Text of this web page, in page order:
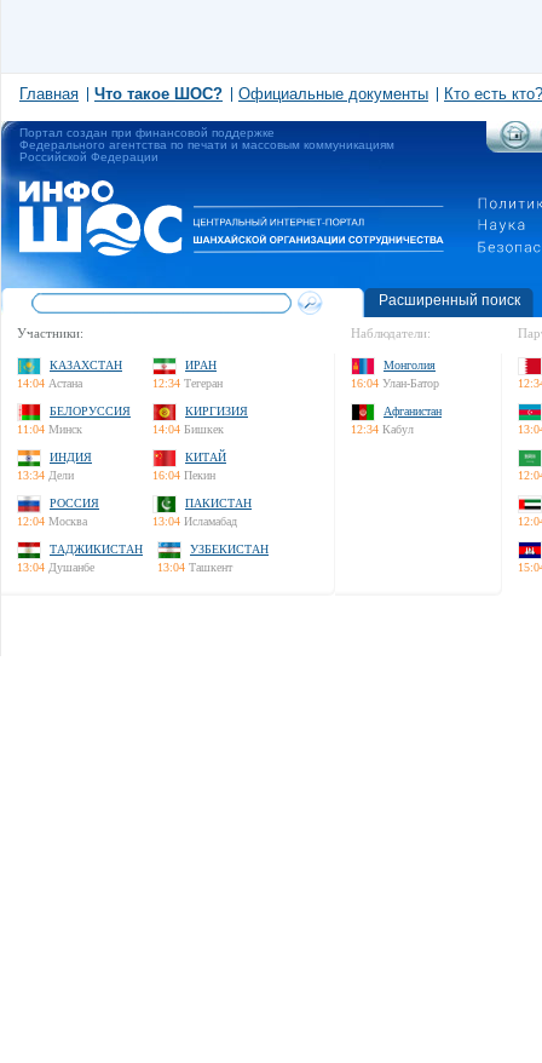
Главная Что такое ШОС? Официальные документы Кто есть кто?
Портал создан при финансовой поддержке
Федерального агентства по печати и массовым коммуникациям
Российской Федерации
Расширенный поиск
Участники:
КАЗАХСТАН
14:04 Астана
ИРАН
12:34 Тегеран
БЕЛОРУССИЯ
11:04 Минск
КИРГИЗИЯ
14:04 Бишкек
ИНДИЯ
13:34 Дели
КИТАЙ
16:04 Пекин
РОССИЯ
12:04 Москва
ПАКИСТАН
13:04 Исламабад
ТАДЖИКИСТАН
13:04 Душанбе
УЗБЕКИСТАН
13:04 Ташкент
Наблюдатели:
Монголия
16:04 Улан-Батор
Афганистан
12:34 Кабул